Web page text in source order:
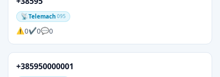
Telemach 095
0 0 0
+385950000001